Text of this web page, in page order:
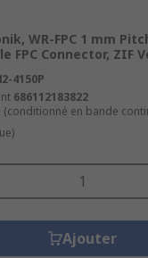
WR-FPC 1 mm
FPC Connector, ZIF
4150P
686112183822
(conditionné en bande
Ajouter